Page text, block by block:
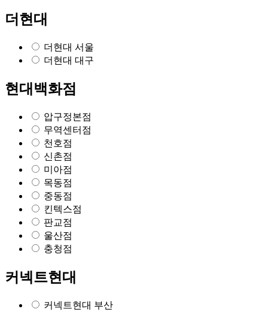
더현대
더현대 서울
더현대 대구
현대백화점
압구정본점
무역센터점
천호점
신촌점
미아점
목동점
중동점
킨텍스점
판교점
울산점
충청점
커넥트현대
커넥트현대 부산